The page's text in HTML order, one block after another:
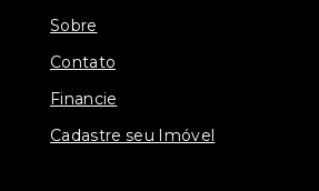
Sobre
Contato
Financie
Cadastre seu Imóvel